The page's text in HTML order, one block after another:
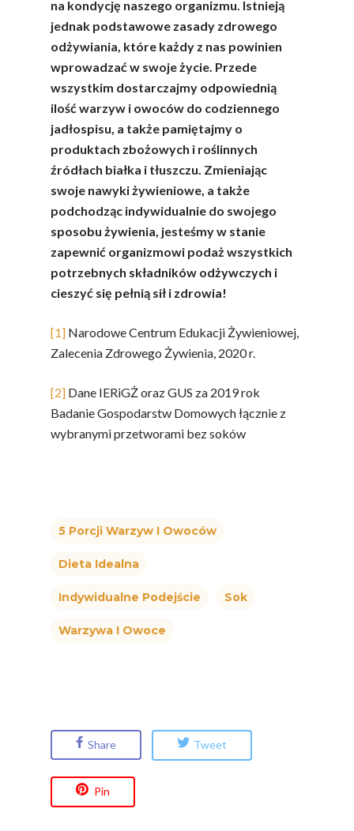
na kondycję naszego organizmu. Istnieją
jednak podstawowe zasady zdrowego
odżywiania, które każdy z nas powinien
wprowadzać w swoje życie. Przede
wszystkim dostarczajmy odpowiednią
ilość warzyw i owoców do codziennego
jadłospisu, a także pamiętajmy o
produktach zbożowych i roślinnych
źródłach białka i tłuszczu. Zmieniając
swoje nawyki żywieniowe, a także
podchodząc indywidualnie do swojego
sposobu żywienia, jesteśmy w stanie
zapewnić organizmowi podaż wszystkich
potrzebnych składników odżywczych i
cieszyć się pełnią sił i zdrowia!
[1] Narodowe Centrum Edukacji Żywieniowej,
Zalecenia Zdrowego Żywienia, 2020 r.
[2] Dane IERiGŻ oraz GUS za 2019 rok
Badanie Gospodarstw Domowych łącznie z
wybranymi przetworami bez soków
5 Porcji Warzyw I Owoców
Dieta Idealna
Indywidualne Podejście Sok
Warzywa I Owoce
Share Tweet
Pin
Owoce
Baza Warzyw I
Kalendarz Warzyw I
Owoców
Soki
Warzywne
Fakty O Sokach
Jakość Soków
Sok Jako Porcja
Składniki Odżywcze
Sokach
Biodostępność
Efekt Metaboliczny
Poradnik
Zdrowia
Dietetyczne ABC
Okiem Eksperta
Uroda
Współpraca Z
Przepisy
Program
Edukacyjny
Projekty
Naturalnie, Że
MOC POLSKICH
# Wybieram
Jabłka
5 Porcji Warzyw,
Nutriscore Fakty
Skrywa!
Festiwal Młody